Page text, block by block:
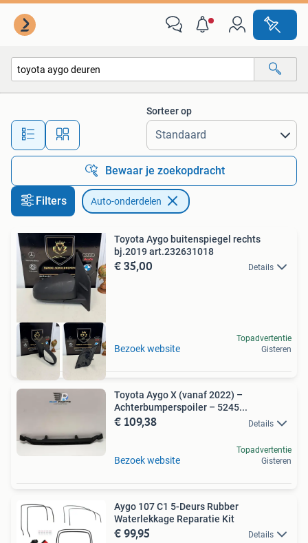
Alle afstanden…
Sorteer op
Bewaar je zoekopdracht
Filters Auto-onderdelen
Toyota Aygo buitenspiegel rechts
bj.2019 art.232631018
€ 35,00 Details
Bezoek website
Topadvertentie
Gisteren
Toyota Aygo X (vanaf 2022) –
Achterbumperspoiler – 5245...
€ 109,38 Details
Bezoek website
Topadvertentie
Gisteren
Aygo 107 C1 5-Deurs Rubber
Waterlekkage Reparatie Kit
€ 99,95 Details